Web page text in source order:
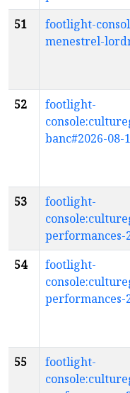
51
footlight-
menestrel-
52
footlight-
banc#2026-08-
53
footlight-
performances-
54
footlight-
performances-
55
footlight-